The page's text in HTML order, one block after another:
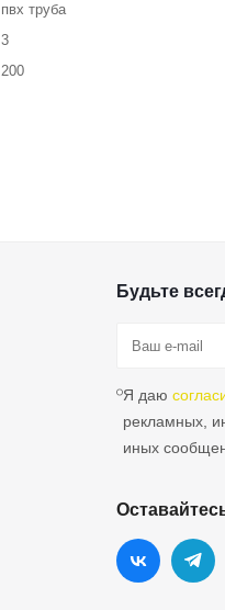
пвх труба
3
200
Будьте
Я даю
рекламных,
иных